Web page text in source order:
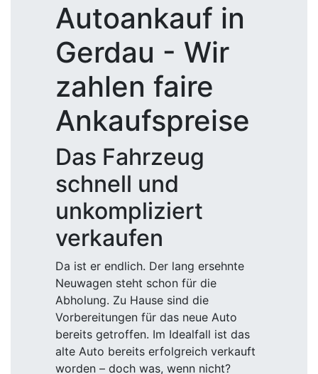
Autoankauf in
Gerdau - Wir
zahlen faire
Ankaufspreise
Das Fahrzeug
schnell und
unkompliziert
verkaufen
Da ist er endlich. Der lang ersehnte
Neuwagen steht schon für die
Abholung. Zu Hause sind die
Vorbereitungen für das neue Auto
bereits getroffen. Im Idealfall ist das
alte Auto bereits erfolgreich verkauft
worden – doch was, wenn nicht?